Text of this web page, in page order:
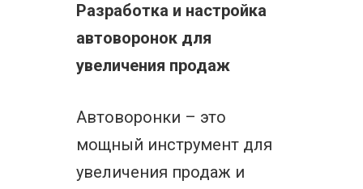
Разработка и настройка
автоворонок для
увеличения продаж
Автоворонки – это
мощный инструмент для
увеличения продаж и